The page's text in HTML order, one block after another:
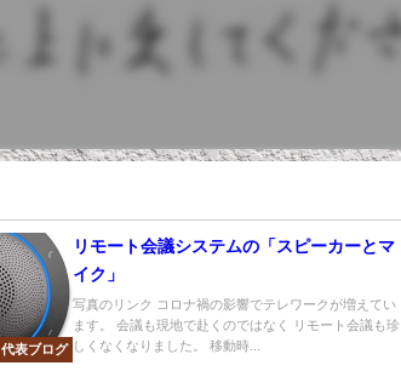
代表ブログ
リモート会議システムの「スピーカーとマ
イク」
写真のリンク コロナ禍の影響でテレワークが増えてい
ます。 会議も現地で赴くのではなく リモート会議も珍
しくなくなりました。 移動時...